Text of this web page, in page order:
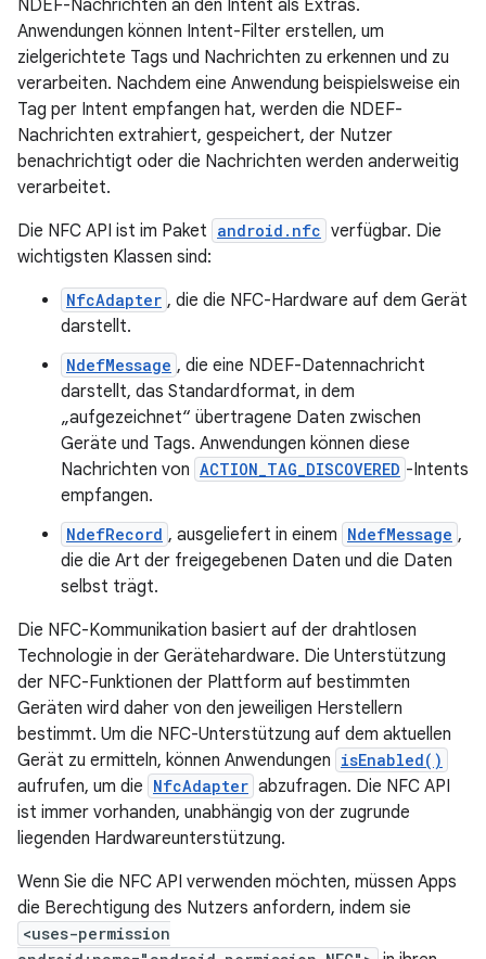
NDEF-Nachrichten an den Intent als Extras.
Anwendungen können Intent-Filter erstellen, um
zielgerichtete Tags und Nachrichten zu erkennen und zu
verarbeiten. Nachdem eine Anwendung beispielsweise ein
Tag per Intent empfangen hat, werden die NDEF-
Nachrichten extrahiert, gespeichert, der Nutzer
benachrichtigt oder die Nachrichten werden anderweitig
verarbeitet.
Die NFC API ist im Paket android.nfc verfügbar. Die
wichtigsten Klassen sind:
NfcAdapter , die die NFC-Hardware auf dem Gerät
darstellt.
NdefMessage , die eine NDEF-Datennachricht
darstellt, das Standardformat, in dem
„aufgezeichnet“ übertragene Daten zwischen
Geräte und Tags. Anwendungen können diese
Nachrichten von ACTION_TAG_DISCOVERED -Intents
empfangen.
NdefRecord , ausgeliefert in einem NdefMessage ,
die die Art der freigegebenen Daten und die Daten
selbst trägt.
Die NFC-Kommunikation basiert auf der drahtlosen
Technologie in der Gerätehardware. Die Unterstützung
der NFC-Funktionen der Plattform auf bestimmten
Geräten wird daher von den jeweiligen Herstellern
bestimmt. Um die NFC-Unterstützung auf dem aktuellen
Gerät zu ermitteln, können Anwendungen isEnabled()
aufrufen, um die NfcAdapter abzufragen. Die NFC API
ist immer vorhanden, unabhängig von der zugrunde
liegenden Hardwareunterstützung.
Wenn Sie die NFC API verwenden möchten, müssen Apps
die Berechtigung des Nutzers anfordern, indem sie
<uses-permission